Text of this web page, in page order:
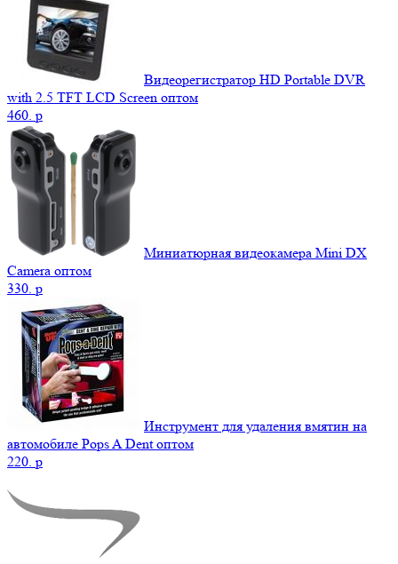
Видеорегистратор HD Portable DVR
with 2.5 TFT LCD Screen оптом
460. p
Миниатюрная видеокамера Mini DX
Camera оптом
330. p
Инструмент для удаления вмятин на
автомобиле Pops A Dent оптом
220. p